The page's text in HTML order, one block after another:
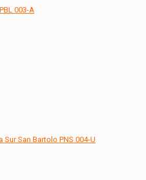
003-A
Sur San Bartolo PNS 004-U